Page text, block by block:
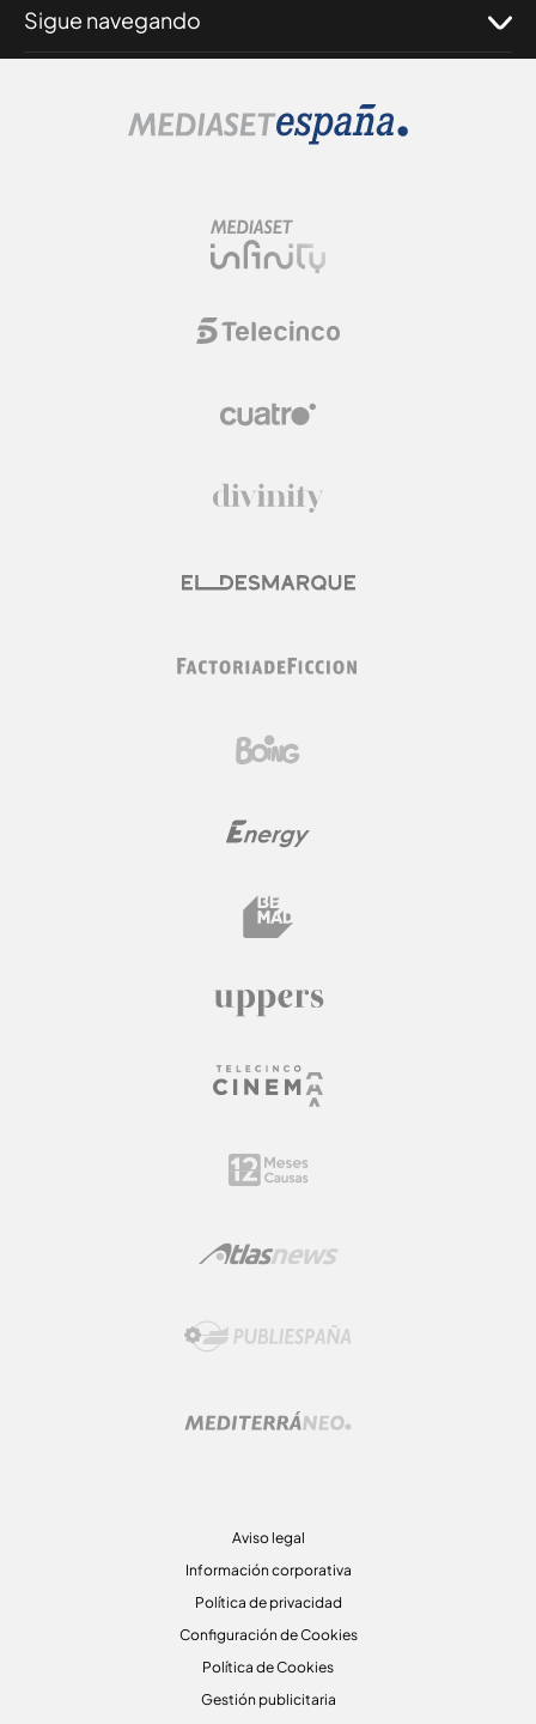
Sigue navegando
Aviso legal
Información corporativa
Política de privacidad
Configuración de Cookies
Política de Cookies
Gestión publicitaria